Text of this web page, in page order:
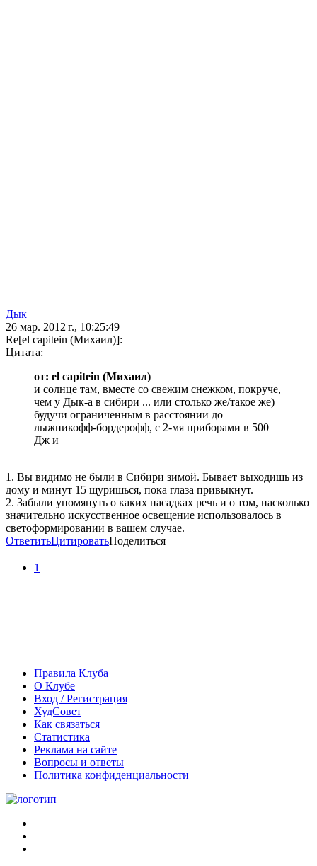
Дык
26 мар. 2012 г., 10:25:49
Re[el capitein (Михаил)]:
Цитата:
от: el capitein (Михаил)
и солнце там, вместе со свежим снежком, покруче,
чем у Дык-а в сибири ... или столько же/такое же)
будучи ограниченным в расстоянии до
лыжникофф-бордерофф, с 2-мя приборами в 500
Дж и
1. Вы видимо не были в Сибири зимой. Бывает выходишь из
дому и минут 15 щуришься, пока глаза привыкнут.
2. Забыли упомянуть о каких насадках речь и о том, насколько
значительно искусственное освещение использовалось в
светоформировании в вашем случае.
ОтветитьЦитироватьПоделиться
1
Правила Клуба
О Клубе
Вход / Регистрация
ХудСовет
Как связаться
Статистика
Реклама на сайте
Вопросы и ответы
Политика конфиденциальности